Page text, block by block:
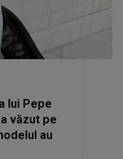
lui Pepe
văzut pe
au